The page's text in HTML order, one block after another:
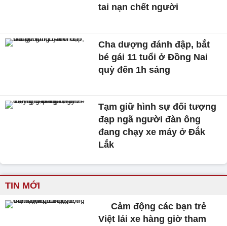
tai nạn chết người
Cha dượng đánh đập, bắt
bé gái 11 tuổi ở Đồng Nai
quỳ đến 1h sáng
Tạm giữ hình sự đối tượng
đạp ngã người đàn ông
đang chạy xe máy ở Đắk
Lắk
TIN MỚI
Cảm động các bạn trẻ
Việt lái xe hàng giờ tham